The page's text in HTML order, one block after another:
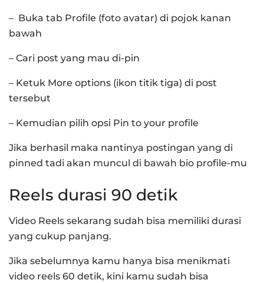
– Buka tab Profile (foto avatar) di pojok kanan
bawah
– Cari post yang mau di-pin
– Ketuk More options (ikon titik tiga) di post
tersebut
– Kemudian pilih opsi Pin to your profile
Jika berhasil maka nantinya postingan yang di
pinned tadi akan muncul di bawah bio profile-mu
Reels durasi 90 detik
Video Reels sekarang sudah bisa memiliki durasi
yang cukup panjang.
Jika sebelumnya kamu hanya bisa menikmati
video reels 60 detik, kini kamu sudah bisa